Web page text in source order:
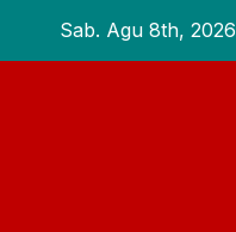
Sab. Agu 8th, 2026